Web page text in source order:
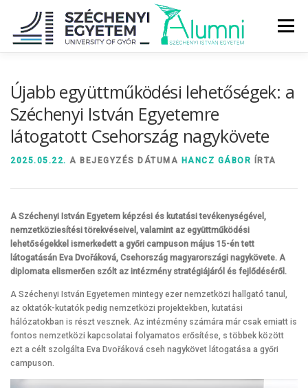
tartalomhoz
Menü
DIPLOMAÁTADÓ DIPLOMÁN TÚL
Újabb együttműködési lehetőségek: a
Széchenyi István Egyetemre
látogatott Csehország nagykövete
2025.05.22. A BEJEGYZÉS DÁTUMA HANCZ GÁBOR ÍRTA
A Széchenyi István Egyetem képzési és kutatási tevékenységével,
nemzetköziesítési törekvéseivel, valamint az együttműködési
lehetőségekkel ismerkedett a győri campuson május 15-én tett
látogatásán Eva Dvořáková, Csehország magyarországi nagykövete. A
diplomata elismerően szólt az intézmény stratégiájáról és fejlődéséről.
A Széchenyi István Egyetemen mintegy ezer nemzetközi hallgató tanul,
az oktatók-kutatók pedig nemzetközi projektekben, kutatási
hálózatokban is részt vesznek. Az intézmény számára már csak emiatt is
fontos nemzetközi kapcsolatai folyamatos erősítése, s többek között
ezt a célt szolgálta Eva Dvořáková cseh nagykövet látogatása a győri
campuson.